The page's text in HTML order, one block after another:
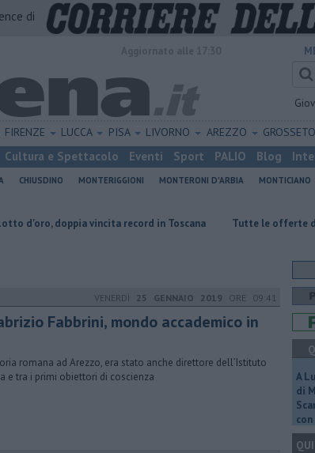
di
FIRENZE LUCCA PISA LIVORNO AREZZO GROSSETO
Cultura e Spettacolo Eventi Sport PALIO Blog
CHIUSDINO MONTERIGGIONI MONTERONI D'ARBIA MONTICIANO
vincita record in Toscana ​Tutte le offerte di lavoro in
VENERDÌ 25 GENNAIO 2019 ORE 09:41
Fabbrini, mondo accademico in
romana ad Arezzo, era stato anche direttore dell’Istituto
e tra i primi obiettori di coscienza
A
di
QUI